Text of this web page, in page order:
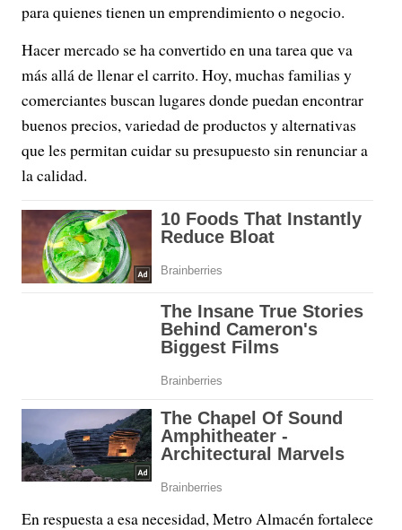
para quienes tienen un emprendimiento o negocio.
Hacer mercado se ha convertido en una tarea que va
más allá de llenar el carrito. Hoy, muchas familias y
comerciantes buscan lugares donde puedan encontrar
buenos precios, variedad de productos y alternativas
que les permitan cuidar su presupuesto sin renunciar a
la calidad.
En respuesta a esa necesidad, Metro Almacén fortalece